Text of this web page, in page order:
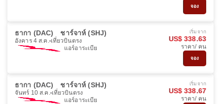
จอง
ธากา (DAC) ชาร์จาห์ (SHJ)
อังคาร 4 ส.ค. เที่ยวบินตรง
แอร์อาระเบีย
เริ่มจาก
US$ 338.63
ราคา/ คน
จอง
ธากา (DAC) ชาร์จาห์ (SHJ)
จันทร์ 10 ส.ค. เที่ยวบินตรง
แอร์อาระเบีย
เริ่มจาก
US$ 338.67
ราคา/ คน